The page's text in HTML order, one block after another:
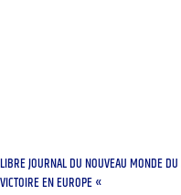
LIBRE JOURNAL DU NOUVEAU MONDE
VICTOIRE EN EUROPE «